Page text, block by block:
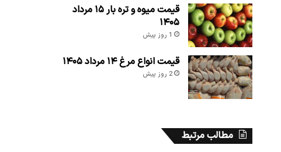
قیمت میوه و تره بار ۱۵ مرداد
۱۴۰۵
1 روز پیش
قیمت انواع مرغ ۱۴ مرداد ۱۴۰۵
2 روز پیش
مطالب مرتبط